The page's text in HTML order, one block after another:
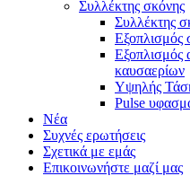
Συλλέκτης σκόνης
Συλλέκτης
Εξοπλισμός
Εξοπλισμός
καυσαερίων
Υψηλής
Pulse
Νέα
Συχνές ερωτήσεις
Σχετικά με εμάς
Επικοινωνήστε μαζί μας